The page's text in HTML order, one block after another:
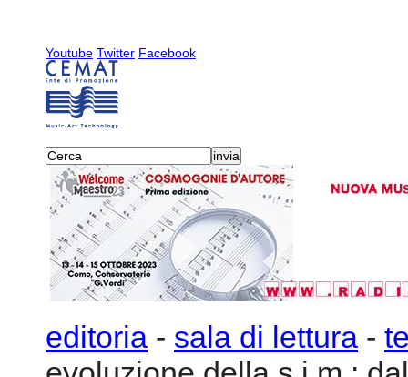
Youtube Twitter Facebook
editoria - sala di lettura -